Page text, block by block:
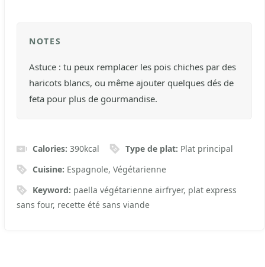
NOTES
Astuce : tu peux remplacer les pois chiches par des
haricots blancs, ou même ajouter quelques dés de
feta pour plus de gourmandise.
Calories:390kcal Type de plat: Plat principal
Cuisine: Espagnole, Végétarienne
Keyword: paella végétarienne airfryer, plat express
sans four, recette été sans viande